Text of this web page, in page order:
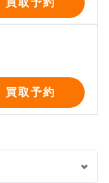
買取予約